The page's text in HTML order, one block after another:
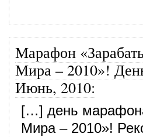
Марафон
Мира – 2010»!
Июнь, 2010:
[…] день
Мира – 2010»!